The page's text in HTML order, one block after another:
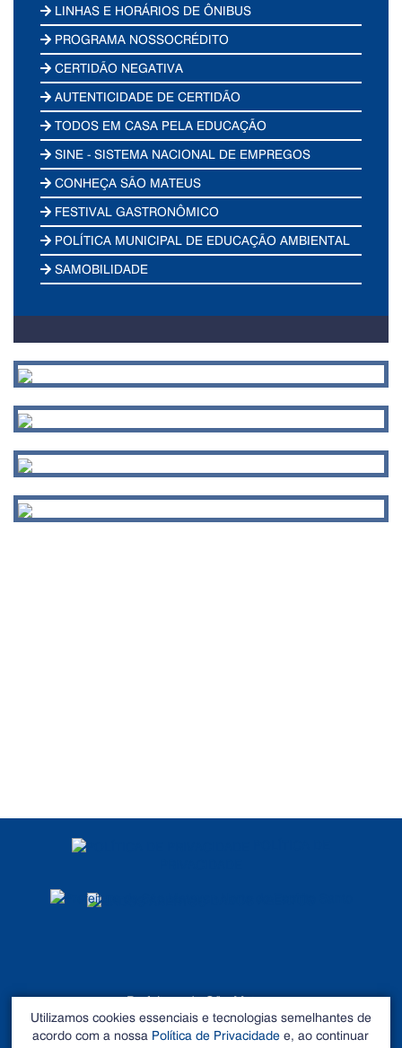
LINHAS E HORÁRIOS DE ÔNIBUS
PROGRAMA NOSSOCRÉDITO
CERTIDÃO NEGATIVA
AUTENTICIDADE DE CERTIDÃO
TODOS EM CASA PELA EDUCAÇÃO
SINE - SISTEMA NACIONAL DE EMPREGOS
CONHEÇA SÃO MATEUS
FESTIVAL GASTRONÔMICO
POLÍTICA MUNICIPAL DE EDUCAÇÃO AMBIENTAL
SAMOBILIDADE
Prefeitura de São Mateus
©2026 - Todos os direitos reservados
Endereço: Rua Alberto Sartório, Nº 404, Carapina - São
Utilizamos cookies essenciais e tecnologias semelhantes de
acordo com a nossa Política de Privacidade e, ao continuar